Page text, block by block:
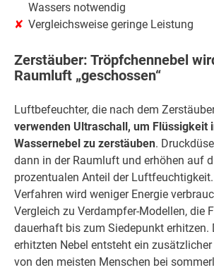
Wassers notwendig
Vergleichsweise geringe Leistung
Zerstäuber: Tröpfchennebel
Raumluft „geschossen“
Luftbefeuchter, die nach dem
verwenden Ultraschall, um Flüssigkeit
Wassernebel zu zerstäuben.
dann in der Raumluft und erhöhen auf
prozentualen Anteil der
Verfahren wird weniger Energie
Vergleich zu Verdampfer-Modellen, die
dauerhaft bis zum Siedepunkt erhitzen.
erhitzten Nebel entsteht ein
von den meisten Menschen bei